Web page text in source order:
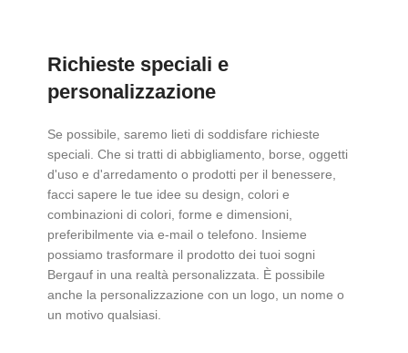
Richieste speciali e
personalizzazione
Se possibile, saremo lieti di soddisfare richieste
speciali. Che si tratti di abbigliamento, borse, oggetti
d'uso e d'arredamento o prodotti per il benessere,
facci sapere le tue idee su design, colori e
combinazioni di colori, forme e dimensioni,
preferibilmente via e-mail o telefono. Insieme
possiamo trasformare il prodotto dei tuoi sogni
Bergauf in una realtà personalizzata. È possibile
anche la personalizzazione con un logo, un nome o
un motivo qualsiasi.